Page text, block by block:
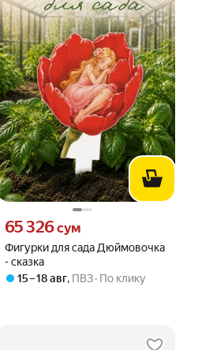
Фигурки для сада Дюймовочка
- сказка
Цена 65326 сум вместо
65 326сум
15 – 18 авг, ПВЗ По клику